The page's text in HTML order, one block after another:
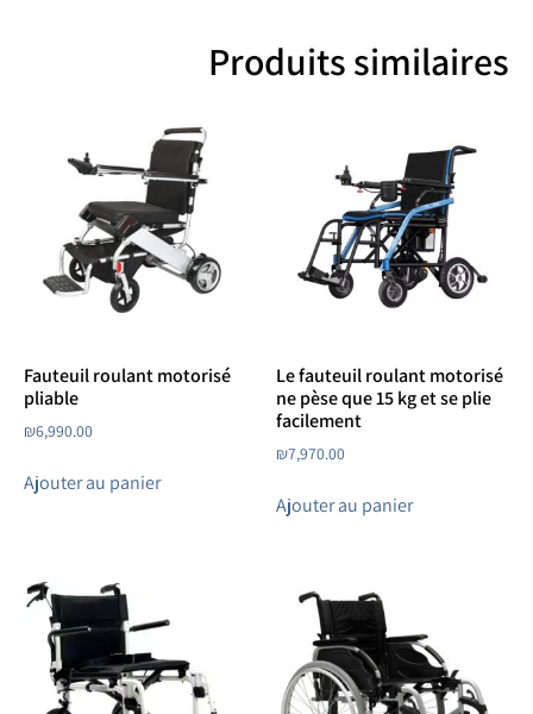
Produits similaires
Fauteuil roulant motorisé
pliable
₪6,990.00
Ajouter au panier
Le fauteuil roulant motorisé
ne pèse que 15 kg et se plie
facilement
₪7,970.00
Ajouter au panier